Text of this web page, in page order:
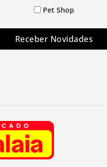
Pet Shop
Receber Novidades